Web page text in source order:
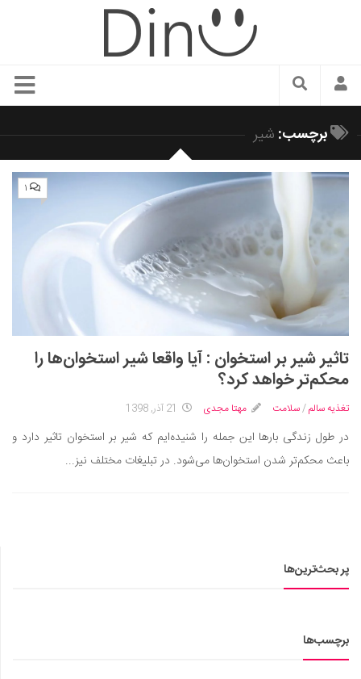
سبک زندگی
زیبایی و آرایش
شیک پوشی
دکوراسیون و چیدمان
غذا
رستوران گردی
آشپزی
سفر و گردشگری
ایران گردی
جهان گردی
موفقیت و مهارت‌های فردی
بیماری و درمان
کودک و مادر
روانشناسی
مراکز پزشکی و دارویی
برچسب: شیر
۱
تاثیر شیر بر استخوان : آیا واقعا شیر استخوان‌ها را
محکم‌تر خواهد کرد؟
تغذیه سالم/سلامت مهتا مجدی 21 آذر, 1398
در طول زندگی بارها این جمله را شنیده‌ایم که شیر بر استخوان تاثیر دارد و
باعث محکم‌تر شدن استخوان‌ها می‌شود. در تبلیغات مختلف نیز...
پر بحث‌ترین‌ها
برچسب‌ها